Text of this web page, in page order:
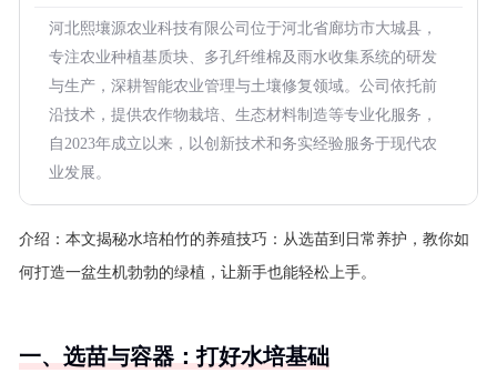
河北熙壤源农业科技有限公司位于河北省廊坊市大城县，
专注农业种植基质块、多孔纤维棉及雨水收集系统的研发
与生产，深耕智能农业管理与土壤修复领域。公司依托前
沿技术，提供农作物栽培、生态材料制造等专业化服务，
自2023年成立以来，以创新技术和务实经验服务于现代农
业发展。
介绍： 本文揭秘水培柏竹的养殖技巧：从选苗到日常养护，教你如
何打造一盆生机勃勃的绿植，让新手也能轻松上手。
一、选苗与容器：打好水培基础